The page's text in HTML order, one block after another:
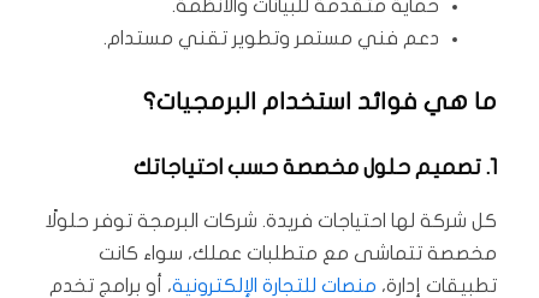
حماية متقدمة للبيانات والأنظمة.
دعم فني مستمر وتطوير تقني مستدام.
ما هي فوائد استخدام البرمجيات؟
1. تصميم حلول مخصصة حسب احتياجاتك
كل شركة لها احتياجات فريدة. شركات البرمجة توفر حلولًا
مخصصة تتماشى مع متطلبات عملك، سواء كانت
تطبيقات إدارة، منصات للتجارة الإلكترونية، أو برامج تخدم